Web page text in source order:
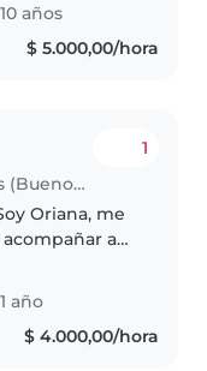
con
los 6 y 15
años
$ 5.000,00/hora
Niñera en Caseros (Buenos Aires)
1
Oriana, me
a
organizada
muy
y creativa..
año
$ 4.000,00/hora